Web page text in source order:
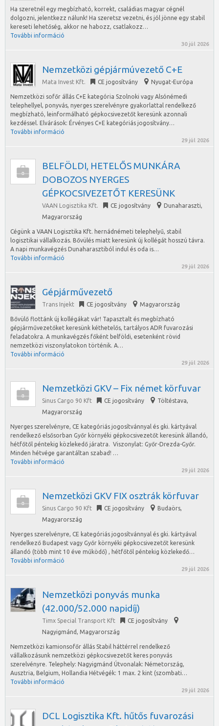
Ha szeretnél egy megbízható, korrekt, családias magyar cégnél
dolgozni, jelentkezz nálunk! Ha szeretsz vezetni, és jól jönne egy stabil
kereseti lehetőség, akkor ne habozz, csatlakozz…
További információ
30 júl 2026
Nemzetközi gépjármúvezető C+E
Mata Invest Kft. CE jogosítvány Nyugat-Európa
Nemzetközi sofőr állás C+E kategória Szolnoki vagy Alsónémedi
telephellyel, ponyvás, nyerges szerelvényre gyakorlattal rendelkező
megbízható, leinformálható gépkocsivezetőt keresünk azonnali
kezdéssel. Elvárások: Érvényes C+E kategóriás jogosítvány…
További információ
29 júl 2026
BELFÖLDI, HETELŐS MUNKÁRA
DOBOZOS NYERGES
GÉPKOCSIVEZETŐT KERESÜNK
VAAN Logisztika Kft. CE jogosítvány Dunaharaszti,
Magyarország
Cégünk a VAAN Logisztika Kft. hernádnémeti telephelyű, stabil
logisztikai vállalkozás. Bővülés miatt keresünk új kollégát hosszú távra.
A napi munkavégzés Dunaharasztiból indul és oda is…
További információ
29 júl 2026
Gépjárművezető
Trans Injekt CE jogosítvány Magyarország
Bővülő flottánk új kollégákat vár! Tapasztalt és megbízható
gépjárművezetőket keresünk kéthetelős, tartályos ADR fuvarozási
feladatokra. A munkavégzés főként belföldi, esetenként rövid
nemzetközi viszonylatokon történik. A…
További információ
29 júl 2026
Nemzetközi GKV – Fix német körfuvar
Sinus Cargo 90 Kft CE jogosítvány Töltéstava,
Magyarország
Nyerges szerelvényre, CE kategóriás jogosítvánnyal és gki. kártyával
rendelkező elsősorban Győr környéki gépkocsivezetőt keresünk állandó,
hétfőtől péntekig közlekedő járatra. Viszonylat: Győr-Drezda-Győr.
Minden hétvége garantáltan szabad! …
További információ
29 júl 2026
Nemzetközi GKV FIX osztrák körfuvar
Sinus Cargo 90 Kft CE jogosítvány Budaörs,
Magyarország
Nyerges szerelvényre, CE kategóriás jogosítvánnyal és gki. kártyával
rendelkező Budapest vagy Győr környéki gépkocsivezetőt keresünk
állandó (több mint 10 éve működő) , hétfőtől péntekig közlekedő…
További információ
29 júl 2026
Nemzetközi ponyvás munka
(42.000/52.000 napidíj)
Timx Special Transport Kft
CE jogosítvány
Nagyigmánd, Magyarország
Nemzetközi kamionsofőr állás Stabil háttérrel rendelkező
vállalkozásunk nemzetközi gépkocsivezetőt keres ponyvás
szerelvényre. Telephely: Nagyigmánd Útvonalak: Németország,
Ausztria, Belgium, Hollandia Hétvégék: 1 max. 2 kint (szombati…
További információ
29 júl 2026
DCL Logisztika Kft. hűtős fuvarozási